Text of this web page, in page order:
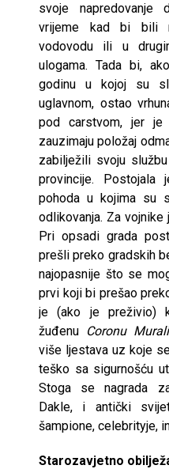
svoje
vrijeme kad bi bili
vodovodu ili u
ulogama. Tada bi,
godinu u kojoj su
uglavnom, ostao
pod carstvom, jer
zauzimaju položaj
zabilježili svoju
provincije. Postojala
pohoda u kojima su
odlikovanja. Za
Pri opsadi grada
prešli preko gradskih
najopasnije što se
prvi koji bi prešao
je (ako je preživio)
žuđenu Coronu
više ljestava uz koje
teško sa sigurnošću
Stoga se nagrada
Dakle, i antički
šampione, celebrityje,
Starozavjetno